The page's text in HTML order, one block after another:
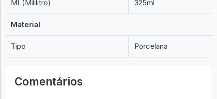
ML(Mililitro) 325ml
Material
Tipo Porcelana
Comentários